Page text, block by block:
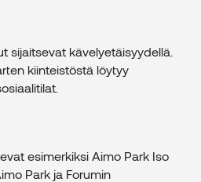
sijaitsevat kävelyetäisyydellä.
kiinteistöstä löytyy
esimerkiksi Aimo Park Iso
Park ja Forumin